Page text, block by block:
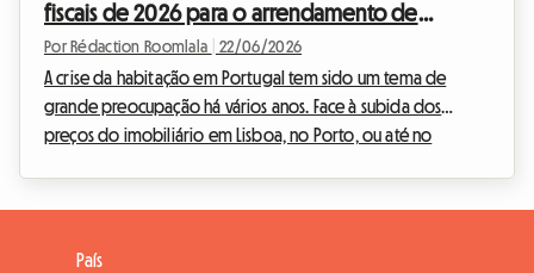
fiscais de 2026 para o arrendamento de
quartos
Por Rédaction Roomlala 22/06/2026
A crise da habitação em Portugal tem sido um tema de
grande preocupação há vários anos. Face à subida dos
preços do imobiliário em Lisboa, no Porto, ou até no
evoluções para melhor o acompanhar. É por isso que
País